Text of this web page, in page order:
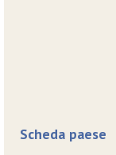
Scheda paese